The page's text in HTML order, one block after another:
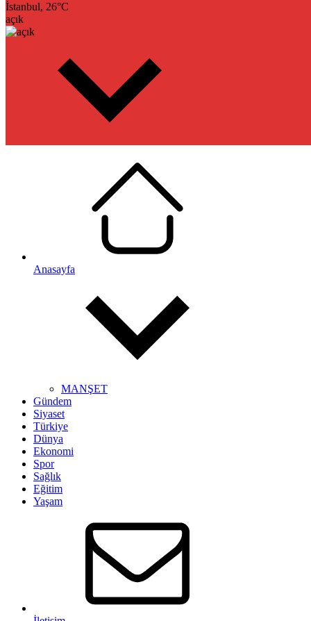
İstanbul, 26°C
açık
Anasayfa
MANŞET
Gündem
Siyaset
Türkiye
Dünya
Ekonomi
Spor
Sağlık
Eğitim
Yaşam